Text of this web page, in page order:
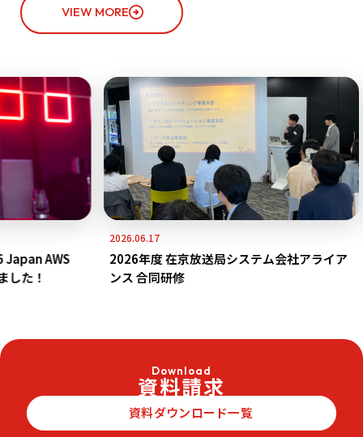
VIEW MORE
AWS
た！
2026.06.17
2026年度 在京放送局システム会社アライア
ンス 合同研修
Download
資料請求
資料ダウンロード一覧